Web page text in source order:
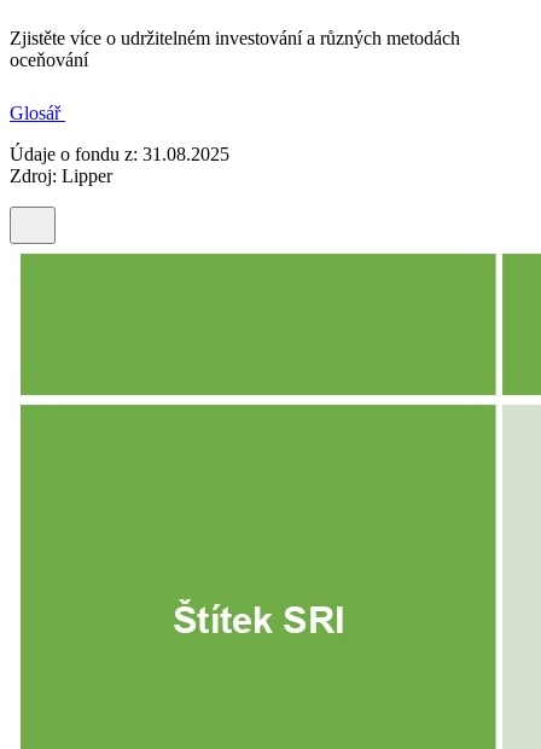
Zjistěte více o udržitelném investování a různých metodách
oceňování
Glosář
Údaje o fondu z: 31.08.2025
Zdroj: Lipper